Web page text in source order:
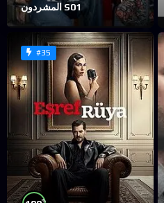
المشردون S01
#35
%